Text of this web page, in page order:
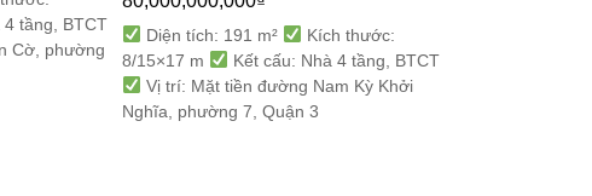
4 tầng, BTCT
Cờ, phường
Diện tích: 191 m²
Kích thước:
8/15×17 m
Kết cấu: Nhà 4 tầng, BTCT
Vị trí: Mặt tiền đường Nam Kỳ Khởi
Nghĩa, phường 7, Quận 3